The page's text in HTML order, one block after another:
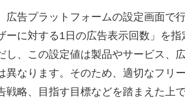
広告プラットフォームの設定画面で
ーに対する1日の広告表示回数」を
し、この設定値は製品やサービス、
なります。そのため、適切なフリ
略、目指す目標などを踏まえた上